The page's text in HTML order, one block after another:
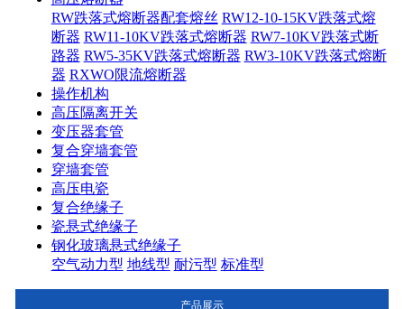
RW跌落式熔断器配套熔丝 RW12-10-15KV跌落式熔
断器 RW11-10KV跌落式熔断器 RW7-10KV跌落式断
路器 RW5-35KV跌落式熔断器 RW3-10KV跌落式熔断
器 RXWO限流熔断器
操作机构
高压隔离开关
变压器套管
复合穿墙套管
穿墙套管
高压电瓷
复合绝缘子
瓷悬式绝缘子
钢化玻璃悬式绝缘子
空气动力型 地线型 耐污型 标准型
产品展示